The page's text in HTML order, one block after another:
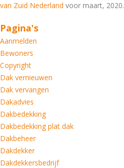
van Zuid Nederland voor maart, 2020.
Pagina's
Aanmelden
Bewoners
Copyright
Dak vernieuwen
Dak vervangen
Dakadvies
Dakbedekking
Dakbedekking plat dak
Dakbeheer
Dakdekker
Dakdekkersbedrijf